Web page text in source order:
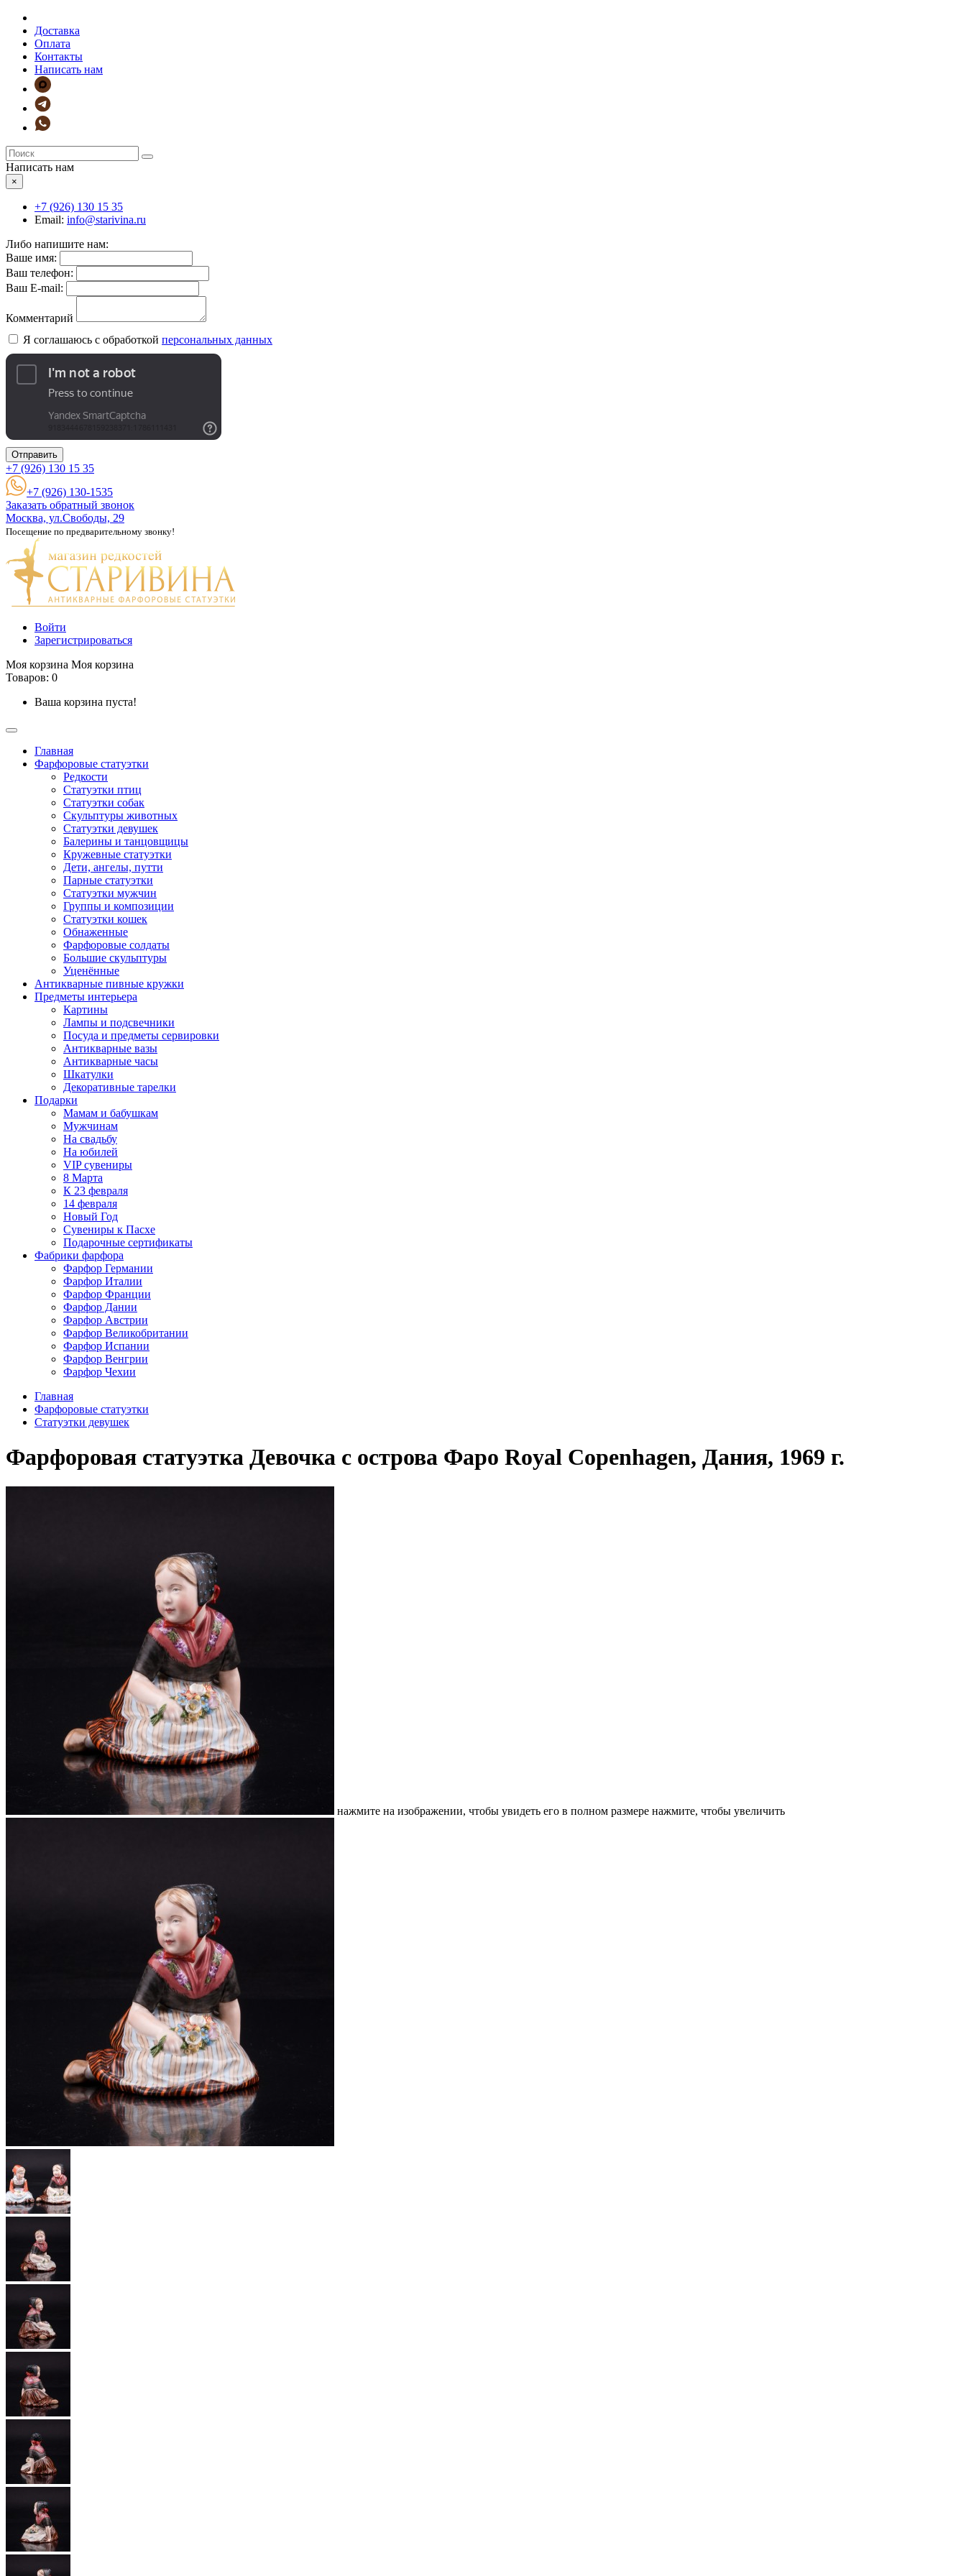
Доставка
Оплата
Контакты
Написать нам
Написать нам
×
+7 (926) 130 15 35
Email: info@starivina.ru
Либо напишите нам:
Ваше имя:
Ваш телефон:
Ваш E-mail:
Комментарий
Я соглашаюсь с обработкой персональных данных
Отправить
+7 (926) 130 15 35
+7 (926) 130-1535
Заказать обратный звонок
Москва, ул.Свободы, 29
Посещение по предварительному звонку!
Войти
Зарегистрироваться
Моя корзина Моя корзина
Товаров: 0
Ваша корзина пуста!
Главная
Фарфоровые статуэтки
Редкости
Cтатуэтки птиц
Cтатуэтки собак
Скульптуры животных
Статуэтки девушек
Балерины и танцовщицы
Кружевные статуэтки
Дети, ангелы, путти
Парные статуэтки
Статуэтки мужчин
Группы и композиции
Статуэтки кошек
Обнаженные
Фарфоровые солдаты
Большие скульптуры
Уценённые
Антикварные пивные кружки
Предметы интерьера
Картины
Лампы и подсвечники
Посуда и предметы сервировки
Антикварные вазы
Антикварные часы
Шкатулки
Декоративные тарелки
Подарки
Мамам и бабушкам
Мужчинам
На свадьбу
На юбилей
VIP сувениры
8 Марта
К 23 февраля
14 февраля
Новый Год
Сувениры к Пасхе
Подарочные сертификаты
Фабрики фарфора
Фарфор Германии
Фарфор Италии
Фарфор Франции
Фарфор Дании
Фарфор Австрии
Фарфор Великобритании
Фарфор Испании
Фарфор Венгрии
Фарфор Чехии
Главная
Фарфоровые статуэтки
Статуэтки девушек
Фарфоровая статуэтка Девочка с острова Фаро Royal Copenhagen, Дания, 1969 г.
нажмите на изображении, чтобы увидеть его в полном размере нажмите, чтобы увеличить